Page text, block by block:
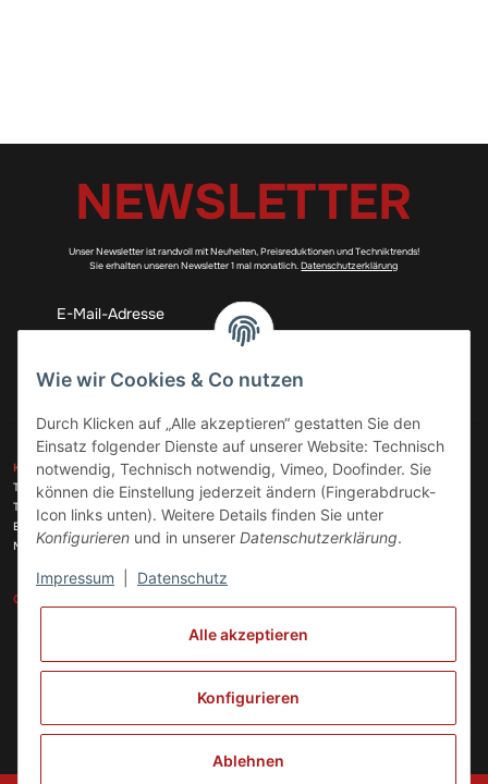
NEWSLETTER
Unser Newsletter ist randvoll mit Neuheiten, Preisreduktionen und Techniktrends!
Sie erhalten unseren Newsletter 1 mal monatlich.Datenschutzerklärung
Abonnieren
KONTAKT
Telefon:+49 (0)6074 816 08 0
Telefax:
+49 (0)6074 215 08 60
E-Mail:
info@meinhausgeraetedoc.de
Max Planck Str. 6 c, 63322 Rödermark
GESETZLICHE INFORMATIONEN
ZAHLUNGSARTEN
VERSANDARTEN
Vertrag widerrufen
Wie wir Cookies & Co nutzen
Durch Klicken auf „Alle akzeptieren“ gestatten Sie den
Einsatz folgender Dienste auf unserer Website: Technisch
notwendig, Technisch notwendig, Vimeo, Doofinder. Sie
können die Einstellung jederzeit ändern (Fingerabdruck-
Icon links unten). Weitere Details finden Sie unter
Konfigurieren und in unserer Datenschutzerklärung.
Impressum Datenschutz
Alle akzeptieren
Konfigurieren
Ablehnen